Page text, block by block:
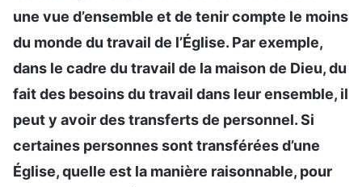
une vue d’ensemble et de tenir compte le moins
du monde du travail de l’Église. Par exemple,
dans le cadre du travail de la maison de Dieu, du
fait des besoins du travail dans leur ensemble, il
peut y avoir des transferts de personnel. Si
certaines personnes sont transférées d’une
Église, quelle est la manière raisonnable, pour